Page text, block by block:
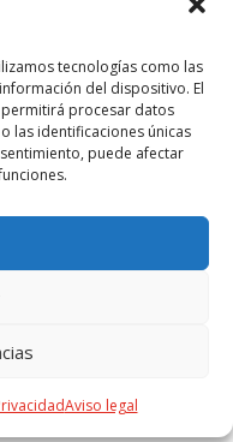
tecnologías como las
del dispositivo. El
procesar datos
las identificaciones únicas
puede afectar
Aviso legal
€